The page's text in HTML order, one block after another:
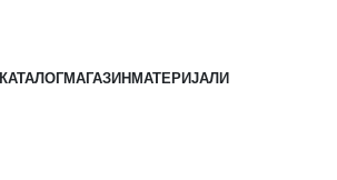
КАТАЛОГМАГАЗИН MATЕРИЈАЛИ